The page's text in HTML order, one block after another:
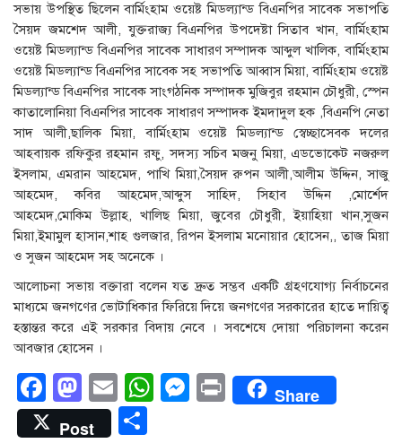
সভায় উপস্থিত ছিলেন বার্মিংহাম ওয়েষ্ট মিডল্যান্ড বিএনপির সাবেক সভাপতি
সৈয়দ জমশেদ আলী, যুক্তরাজ্য বিএনপির উপদেষ্টা সিতাব খান, বার্মিংহাম
ওয়েষ্ট মিডল্যান্ড বিএনপির সাবেক সাধারণ সম্পাদক আব্দুল খালিক, বার্মিংহাম
ওয়েষ্ট মিডল্যান্ড বিএনপির সাবেক সহ সভাপতি আব্বাস মিয়া, বার্মিংহাম ওয়েষ্ট
মিডল্যান্ড বিএনপির সাবেক সাংগঠনিক সম্পাদক মুজিবুর রহমান চৌধুরী, স্পেন
কাতালোনিয়া বিএনপির সাবেক সাধারণ সম্পাদক ইমদাদুল হক ,বিএনপি নেতা
সাদ আলী,ছালিক মিয়া, বার্মিংহাম ওয়েষ্ট মিডল্যান্ড স্বেচ্ছাসেবক দলের
আহবায়ক রফিকুর রহমান রফু, সদস্য সচিব মজনু মিয়া, এডভোকেট নজরুল
ইসলাম, এমরান আহমেদ, পাখি মিয়া,সৈয়দ রুপন আলী,আলীম উদ্দিন, সাজু
আহমেদ, কবির আহমেদ,আব্দুস সাহিদ, সিহাব উদ্দিন ,মোর্শেদ
আহমেদ,মোকিম উল্লাহ, খালিছ মিয়া, জুবের চৌধুরী, ইয়াহিয়া খান,সুজন
মিয়া,ইমামুল হাসান,শাহ গুলজার, রিপন ইসলাম মনোয়ার হোসেন,, তাজ মিয়া
ও সুজন আহমেদ সহ অনেকে ।
আলোচনা সভায় বক্তারা বলেন যত দ্রুত সম্ভব একটি গ্রহণযোগ্য নির্বাচনের
মাধ্যমে জনগণের ভোটাধিকার ফিরিয়ে দিয়ে জনগণের সরকারের হাতে দায়িত্ব
হস্তান্তর করে এই সরকার বিদায় নেবে । সবশেষে দোয়া পরিচালনা করেন
আবজার হোসেন ।
Facebook
Mastodon
EmailWhatsApp
Messenger
PrintShare
Post